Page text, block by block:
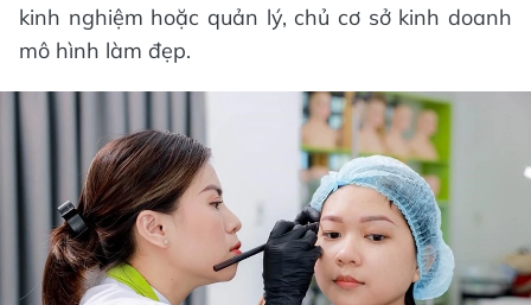
kinh nghiệm hoặc quản lý, chủ cơ sở kinh doanh
mô hình làm đẹp.